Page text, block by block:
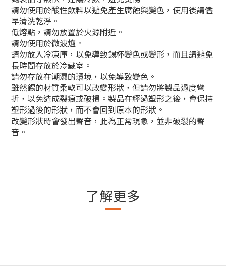
請勿使用於酸性飲料以避免產生腐蝕與變色，使用後請儘
早清洗乾淨。
低熔點，請勿放置於火源附近。
請勿使用於微波爐。
請勿放入冷凍庫，以免導致錫杯變色或變形，而且請避免
長時間存放於冷藏室。
請勿存放在潮濕的環境，以免導致變色。
雖然錫的材質柔軟可以改變形狀，但請勿將製品過度彎
折，以免造成裂痕或破損。製品在經過塑形之後，會保持
塑形過後的形狀，而不會回到原本的形狀。
改變形狀時會發出聲音，此為正常現象，並非破裂的聲
音。
了解更多